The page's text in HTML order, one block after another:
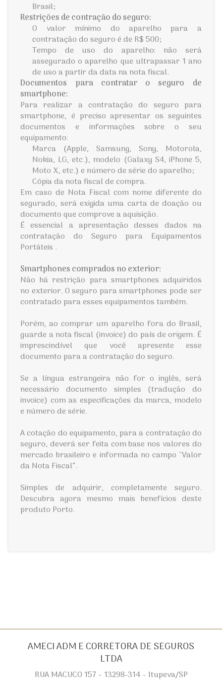
Brasil;
Restrições de contração do seguro:
O valor mínimo do aparelho para a
contratação do seguro é de R$ 500;
Tempo de uso do aparelho: não será
assegurado o aparelho que ultrapassar 1 ano
de uso a partir da data na nota fiscal.
Documentos para contratar o seguro de
smartphone:
Para realizar a contratação do seguro para
smartphone, é preciso apresentar os seguintes
documentos e informações sobre o seu
equipamento:
Marca (Apple, Samsung, Sony, Motorola,
Nokia, LG, etc.), modelo (Galaxy S4, iPhone 5,
Moto X, etc.) e número de série do aparelho;
Cópia da nota fiscal de compra.
Em caso de Nota Fiscal com nome diferente do
segurado, será exigida uma carta de doação ou
documento que comprove a aquisição.
É essencial a apresentação desses dados na
contratação do Seguro para Equipamentos
Portáteis .
Smartphones comprados no exterior:
Não há restrição para smartphones adquiridos
no exterior. O seguro para smartphones pode ser
contratado para esses equipamentos também.
Porém, ao comprar um aparelho fora do Brasil,
guarde a nota fiscal (invoice) do país de origem. É
imprescindível que você apresente esse
documento para a contratação do seguro.
Se a língua estrangeira não for o inglês, será
necessário documento simples (tradução do
invoice) com as especificações da marca, modelo
e número de série.
A cotação do equipamento, para a contratação do
seguro, deverá ser feita com base nos valores do
mercado brasileiro e informada no campo "Valor
da Nota Fiscal”.
Simples de adquirir, completamente seguro.
Descubra agora mesmo mais benefícios deste
produto Porto.
AMECI ADM E CORRETORA DE SEGUROS
LTDA
RUA MACUCO 157 - 13298-314 - Itupeva/SP